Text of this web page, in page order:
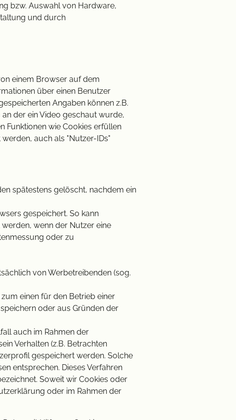
bzw. Auswahl von Hardware,
und durch
einem Browser auf dem
über einen Benutzer
Angaben können z.B.
der ein Video geschaut wurde,
Funktionen wie Cookies erfüllen
auch als "Nutzer-IDs"
spätestens gelöscht, nachdem ein
gespeichert. So kann
wenn der Nutzer eine
oder zu
von Werbetreibenden (sog.
einen für den Betrieb einer
oder aus Gründen der
auch im Rahmen der
Verhalten (z.B. Betrachten
gespeichert werden. Solche
entsprechen. Dieses Verfahren
Soweit wir Cookies oder
oder im Rahmen der